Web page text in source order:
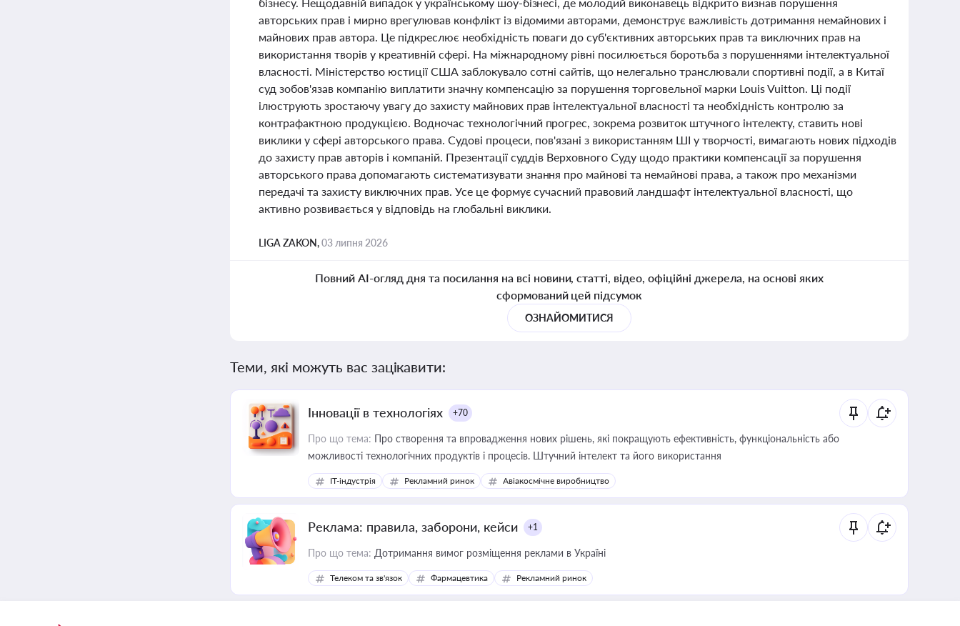
авторських прав і мирно врегулював конфлікт із відомими авторами, демонструє важливість дотримання немайнових і
майнових прав автора. Це підкреслює необхідність поваги до суб'єктивних авторських прав та виключних прав на
використання творів у креативній сфері. На міжнародному рівні посилюється боротьба з порушеннями інтелектуальної
власності. Міністерство юстиції США заблокувало сотні сайтів, що нелегально транслювали спортивні події, а в Китаї
суд зобов'язав компанію виплатити значну компенсацію за порушення торговельної марки Louis Vuitton. Ці події
ілюструють зростаючу увагу до захисту майнових прав інтелектуальної власності та необхідність контролю за
контрафактною продукцією. Водночас технологічний прогрес, зокрема розвиток штучного інтелекту, ставить нові
виклики у сфері авторського права. Судові процеси, пов'язані з використанням ШІ у творчості, вимагають нових підходів
до захисту прав авторів і компаній. Презентації суддів Верховного Суду щодо практики компенсації за порушення
авторського права допомагають систематизувати знання про майнові та немайнові права, а також про механізми
передачі та захисту виключних прав. Усе це формує сучасний правовий ландшафт інтелектуальної власності, що
активно розвивається у відповідь на глобальні виклики.
LIGA ZAKON,03 липня 2026
Повний AI-огляд дня та посилання на всі новини, статті, відео, офіційні джерела, на основі яких
сформований цей підсумок
ОЗНАЙОМИТИСЯ
Теми, які можуть вас зацікавити:
Інновації в технологіях +70
Про що тема: Про створення та впровадження нових рішень, які покращують ефективність, функціональність або
можливості технологічних продуктів і процесів. Штучний інтелект та його використання
IT-індустрія Рекламний ринок Авіакосмічне виробництво
Реклама: правила, заборони, кейси +1
Про що тема: Дотримання вимог розміщення реклами в Україні
Телеком та зв'язок Фармацевтика Рекламний ринок